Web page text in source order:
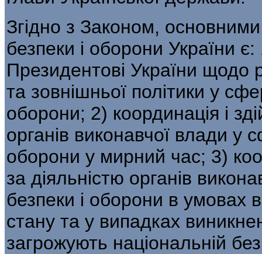
Згідно з Законом,
безпеки і оборони України
Президентові України щодо
та зовнішньої політики у
оборони; 2) координація і
органів виконавчої влади у
оборони у мирний час; 3)
за діяльністю органів
безпеки і оборони в умовах
стану та у випадках
загрожують національній